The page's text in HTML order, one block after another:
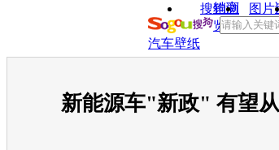
销商
搜狗浏
览器
图片
汽车壁纸
新能源车"新政" 有望